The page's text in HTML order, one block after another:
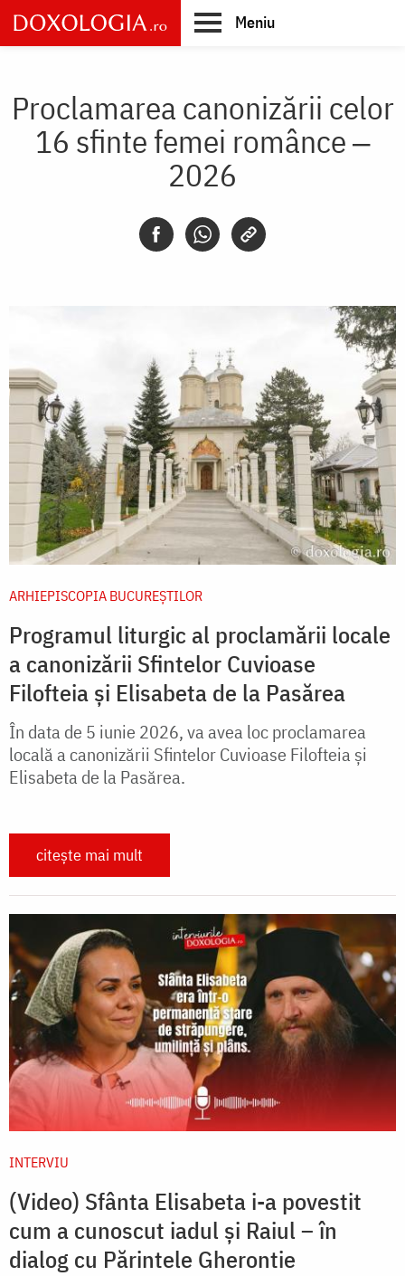
Skip
to
main
Meniu
Proclamarea canonizării celor
16 sfinte femei românce ‒
2026
ARHIEPISCOPIA BUCUREŞTILOR
Programul liturgic al proclamării locale
a canonizării Sfintelor Cuvioase
Filofteia și Elisabeta de la Pasărea
În data de 5 iunie 2026, va avea loc proclamarea
locală a canonizării Sfintelor Cuvioase Filofteia și
Elisabeta de la Pasărea.
citește mai mult
INTERVIU
(Video) Sfânta Elisabeta i-a povestit
cum a cunoscut iadul și Raiul – în
dialog cu Părintele Gherontie